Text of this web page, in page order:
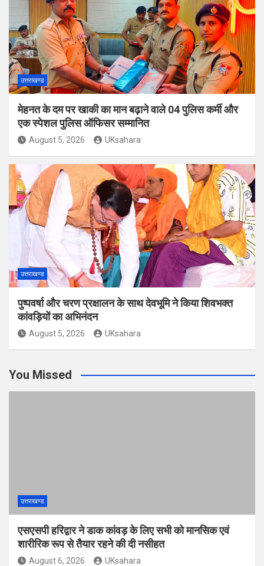
उत्तराखण्ड
मेहनत के दम पर खाकी का मान बढ़ाने वाले 04 पुलिस कर्मी और
एक स्पेशल पुलिस ऑफिसर सम्मानित
August 5, 2026 UKsahara
उत्तराखण्ड
पुष्पवर्षा और चरण प्रक्षालन के साथ देवभूमि ने किया शिवभक्त
कांवड़ियों का अभिनंदन
August 5, 2026 UKsahara
You Missed
उत्तराखण्ड
एसएसपी हरिद्वार ने डाक कांवड़ के लिए सभी को मानसिक एवं
शारीरिक रूप से तैयार रहने की दी नसीहत
August 6, 2026 UKsahara